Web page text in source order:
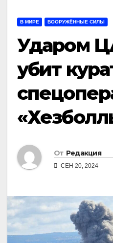
В МИРЕ ВООРУЖЁННЫЕ СИЛЫ
Ударом
убит
От Редакция
СЕН 20, 2024